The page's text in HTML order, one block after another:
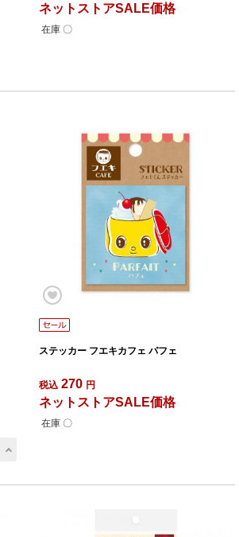
ネットストアSALE価格
在庫 〇
ステッカー フエキカフェ パフェ
税込 270 円
ネットストアSALE価格
在庫 〇